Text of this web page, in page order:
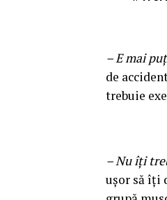
– E mai
de
trebuie
– Nu îți
ușor să îți